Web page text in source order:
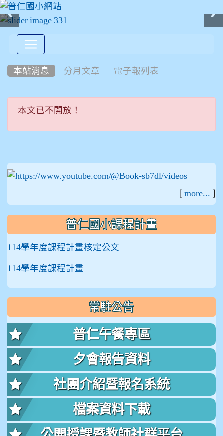
本站消息 分月文章 電子報列表
本文已不開放！
本文已不開放！
[ more... ]
普仁國小課程計畫
114學年度課程計畫核定公文
114學年度課程計畫
常駐公告
普仁午餐專區
夕會報告資料
社團介紹暨報名系統
檔案資料下載